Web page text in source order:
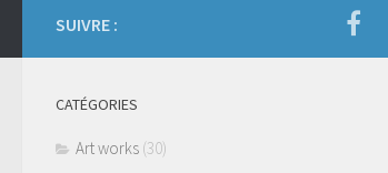
SUIVRE :
CATÉGORIES
Art works (30)